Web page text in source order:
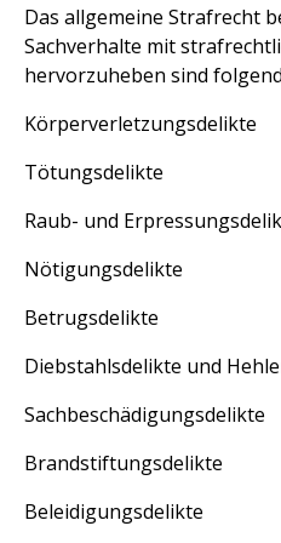
von Malsen-Waldkirch
Information
Profil/Kompetenzen
Datenschutz
Das allgemeine Strafrecht
Sachverhalte mit
hervorzuheben sind
Körperverletzungsdelikte
Tötungsdelikte
Raub- und
Nötigungsdelikte
Betrugsdelikte
Diebstahlsdelikte und
Sachbeschädigungsdelikte
Brandstiftungsdelikte
Beleidigungsdelikte